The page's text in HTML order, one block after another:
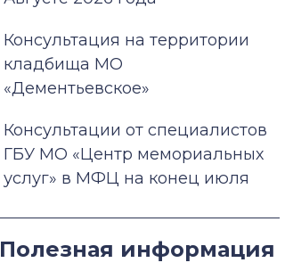
Консультация на территории
кладбища МО
«Дементьевское»
Консультации от специалистов
ГБУ МО «Центр мемориальных
услуг» в МФЦ на конец июля
Полезная информация